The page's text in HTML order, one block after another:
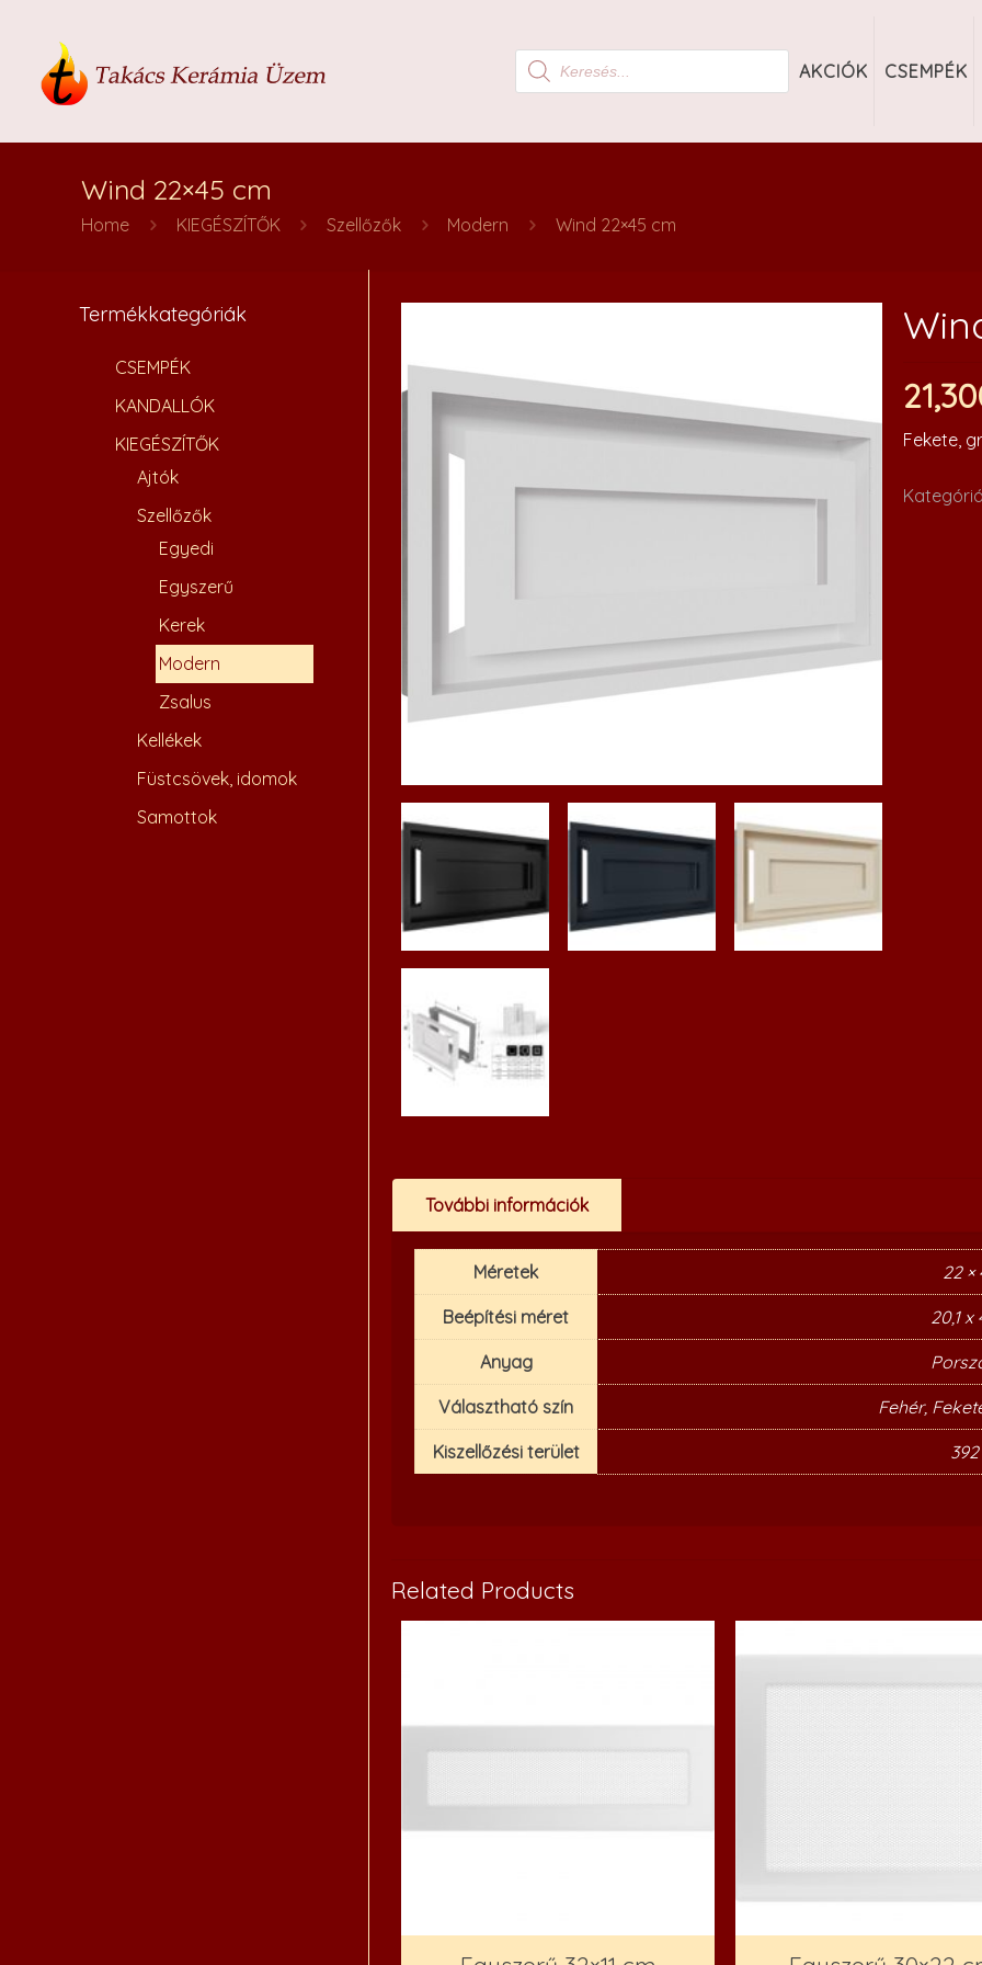
Products
search
AKCIÓK CSEMPÉK
Wind 22×45 cm
Home KIEGÉSZÍTŐK Szellőzők Modern Wind 22×45 cm
Fekete,
További információk
Méretek 22 ×
Beépítési méret 20,1 x
Anyag
Választható szín Fehér,
Kiszellőzési terület
Related Products
Termékkategóriák
CSEMPÉK
KANDALLÓK
KIEGÉSZÍTŐK
Ajtók
Szellőzők
Egyedi
Egyszerű
Kerek
Modern
Zsalus
Kellékek
Füstcsövek, idomok
Samottok